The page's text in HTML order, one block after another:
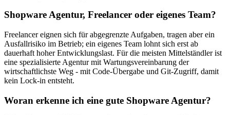
Shopware Agentur, Freelancer oder eigenes Team?
Freelancer eignen sich für abgegrenzte Aufgaben, tragen aber ein
Ausfallrisiko im Betrieb; ein eigenes Team lohnt sich erst ab
dauerhaft hoher Entwicklungslast. Für die meisten Mittelständler ist
eine spezialisierte Agentur mit Wartungsvereinbarung der
wirtschaftlichste Weg - mit Code-Übergabe und Git-Zugriff, damit
kein Lock-in entsteht.
Woran erkenne ich eine gute Shopware Agentur?